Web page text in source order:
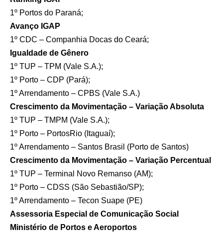
1º Portos do Paraná;
Avanço IGAP
1º CDC – Companhia Docas do Ceará;
Igualdade de Gênero
1º TUP – TPM (Vale S.A.);
1º Porto – CDP (Pará);
1º Arrendamento – CPBS (Vale S.A.)
Crescimento da Movimentação – Variação Absoluta
1º TUP – TMPM (Vale S.A.);
1º Porto – PortosRio (Itaguaí);
1º Arrendamento – Santos Brasil (Porto de Santos)
Crescimento da Movimentação – Variação Percentual
1º TUP – Terminal Novo Remanso (AM);
1º Porto – CDSS (São Sebastião/SP);
1º Arrendamento – Tecon Suape (PE)
Assessoria Especial de Comunicação Social
Ministério de Portos e Aeroportos